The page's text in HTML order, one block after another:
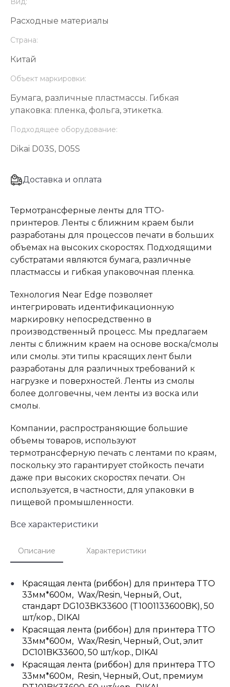
Расходные материалы
Страна:
Китай
Объект маркировки:
Бумага, различные пластмассы. Гибкая
упаковка: пленка, фольга, этикетка.
Подходящее оборудование:
Dikai D03S, D05S
Доставка и оплата
Термотрансферные ленты для ТТО-
принтеров. Ленты с ближним краем были
разработаны для процессов печати в больших
объемах на высоких скоростях. Подходящими
субстратами являются бумага, различные
пластмассы и гибкая упаковочная пленка.
Технология Near Edge позволяет
интегрировать идентификационную
маркировку непосредственно в
производственный процесс. Мы предлагаем
ленты с ближним краем на основе воска/смолы
или смолы. эти типы красящих лент были
разработаны для различных требований к
нагрузке и поверхностей. Ленты из смолы
более долговечны, чем ленты из воска или
смолы.
Компании, распространяющие большие
объемы товаров, используют
термотрансферную печать с лентами по краям,
поскольку это гарантирует стойкость печати
даже при высоких скоростях печати. Он
используется, в частности, для упаковки в
пищевой промышленности.
Все характеристики
Описание Характеристики
Красящая лента (риббон) для принтера TTO
33мм*600м, Wax/Resin, Черный, Out,
стандарт DG103BK33600 (T1001133600BK), 50
шт/кор., DIKAI
Красящая лента (риббон) для принтера TTO
33мм*600м, Wax/Resin, Черный, Out, элит
DC101BK33600, 50 шт/кор., DIKAI
Красящая лента (риббон) для принтера TTO
33мм*600м, Resin, Черный, Out, премиум